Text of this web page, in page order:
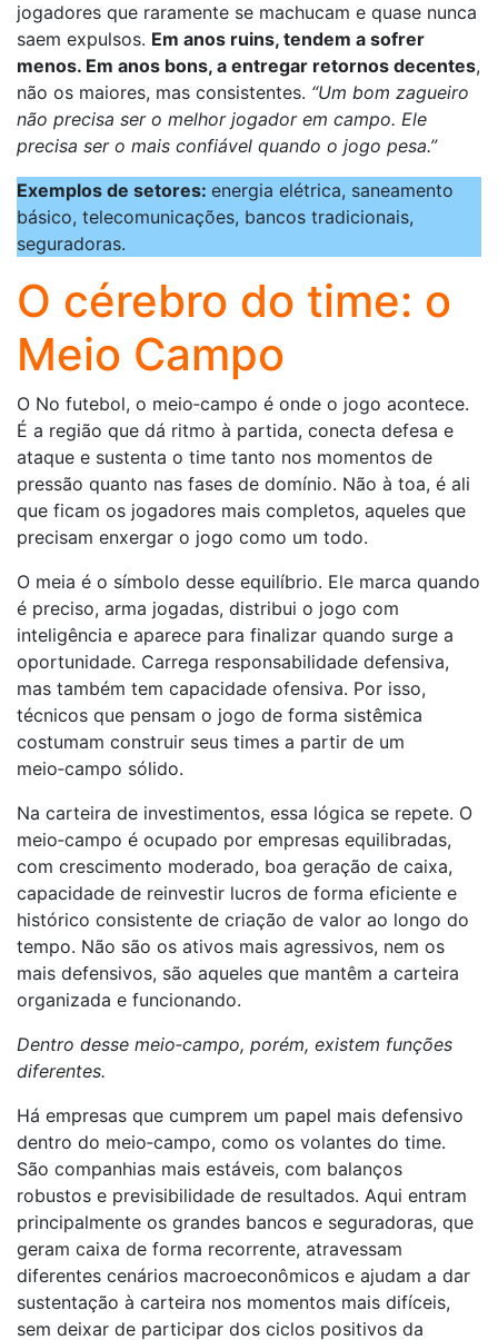
jogadores que raramente se machucam e quase nunca
saem expulsos. Em anos ruins, tendem a sofrer
menos. Em anos bons, a entregar retornos decentes,
não os maiores, mas consistentes. “Um bom zagueiro
não precisa ser o melhor jogador em campo. Ele
precisa ser o mais confiável quando o jogo pesa.”
Exemplos de setores: energia elétrica, saneamento
básico, telecomunicações, bancos tradicionais,
seguradoras.
O cérebro do time: o
Meio Campo
O No futebol, o meio‑campo é onde o jogo acontece.
É a região que dá ritmo à partida, conecta defesa e
ataque e sustenta o time tanto nos momentos de
pressão quanto nas fases de domínio. Não à toa, é ali
que ficam os jogadores mais completos, aqueles que
precisam enxergar o jogo como um todo.
O meia é o símbolo desse equilíbrio. Ele marca quando
é preciso, arma jogadas, distribui o jogo com
inteligência e aparece para finalizar quando surge a
oportunidade. Carrega responsabilidade defensiva,
mas também tem capacidade ofensiva. Por isso,
técnicos que pensam o jogo de forma sistêmica
costumam construir seus times a partir de um
meio‑campo sólido.
Na carteira de investimentos, essa lógica se repete. O
meio‑campo é ocupado por empresas equilibradas,
com crescimento moderado, boa geração de caixa,
capacidade de reinvestir lucros de forma eficiente e
histórico consistente de criação de valor ao longo do
tempo. Não são os ativos mais agressivos, nem os
mais defensivos, são aqueles que mantêm a carteira
organizada e funcionando.
Dentro desse meio‑campo, porém, existem funções
diferentes.
Há empresas que cumprem um papel mais defensivo
dentro do meio‑campo, como os volantes do time.
São companhias mais estáveis, com balanços
robustos e previsibilidade de resultados. Aqui entram
principalmente os grandes bancos e seguradoras, que
geram caixa de forma recorrente, atravessam
diferentes cenários macroeconômicos e ajudam a dar
sustentação à carteira nos momentos mais difíceis,
sem deixar de participar dos ciclos positivos da